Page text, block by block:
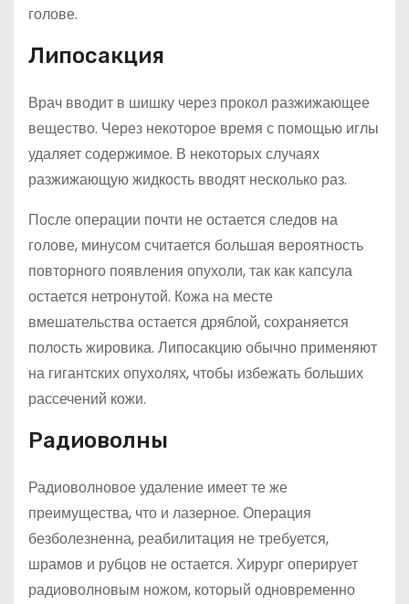
голове.
Липосакция
Врач вводит в шишку через прокол разжижающее
вещество. Через некоторое время с помощью иглы
удаляет содержимое. В некоторых случаях
разжижающую жидкость вводят несколько раз.
После операции почти не остается следов на
голове, минусом считается большая вероятность
повторного появления опухоли, так как капсула
остается нетронутой. Кожа на месте
вмешательства остается дряблой, сохраняется
полость жировика. Липосакцию обычно применяют
на гигантских опухолях, чтобы избежать больших
рассечений кожи.
Радиоволны
Радиоволновое удаление имеет те же
преимущества, что и лазерное. Операция
безболезненна, реабилитация не требуется,
шрамов и рубцов не остается. Хирург оперирует
радиоволновым ножом, который одновременно